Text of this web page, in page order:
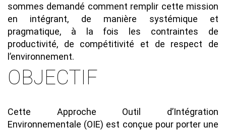
sommes demandé comment remplir cette mission
en intégrant, de manière systémique et
pragmatique, à la fois les contraintes de
productivité, de compétitivité et de respect de
l’environnement.
Texte
OBJECTIF
Cette Approche Outil d’Intégration
Environnementale (OIE) est conçue pour porter une